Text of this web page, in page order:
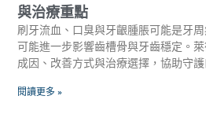
與治療重點
刷牙流血、口臭與牙齦腫脹可能是牙
可能進一步影響齒槽骨與牙齒穩定。
成因、改善方式與治療選擇，協助守護
閱讀更多 »